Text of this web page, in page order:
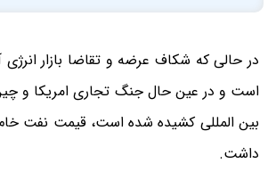
در حالی که شکاف عرضه و تقاضا بازار
است و در عین حال جنگ تجاری امریکا و
بین المللی کشیده شده است، قیمت نفت خام
داشت.